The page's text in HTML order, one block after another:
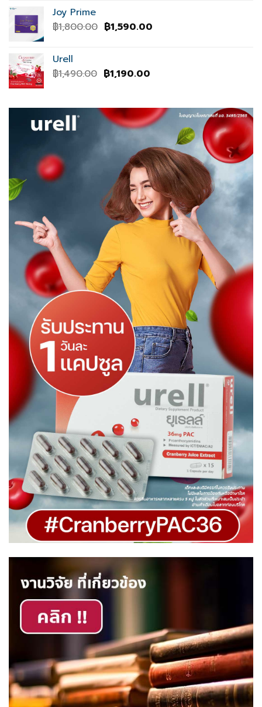
Joy Prime
฿1,800.00 Original
฿1,590.00Current
Urell
฿1,490.00 Original
฿1,490.00.
฿1,190.00Current
฿1,190.00.